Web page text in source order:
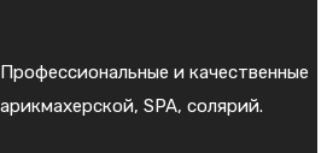
и качественные
SPA, солярий.